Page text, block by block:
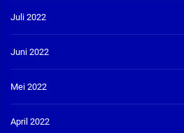
Juli 2022
Juni 2022
Mei 2022
April 2022